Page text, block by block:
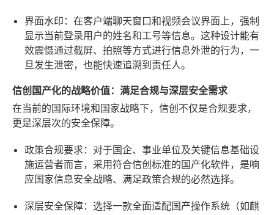
界面水印 ：在客户端聊天窗口和视频会议界面上，强制
显示当前登录用户的姓名和工号等信息。这种设计能有
效震慑通过截屏、拍照等方式进行信息外泄的行为，一
旦发生泄密，也能快速追溯到责任人。
信创国产化的战略价值：满足合规与深层安全需求
在当前的国际环境和国家战略下，信创不仅是合规要求，
更是深层次的安全保障。
政策合规要求 ：对于国企、事业单位及关键信息基础设
施运营者而言，采用符合信创标准的国产化软件，是响
应国家信息安全战略、满足政策合规的必然选择。
深层安全保障：选择一款全面适配国产操作系统（如麒